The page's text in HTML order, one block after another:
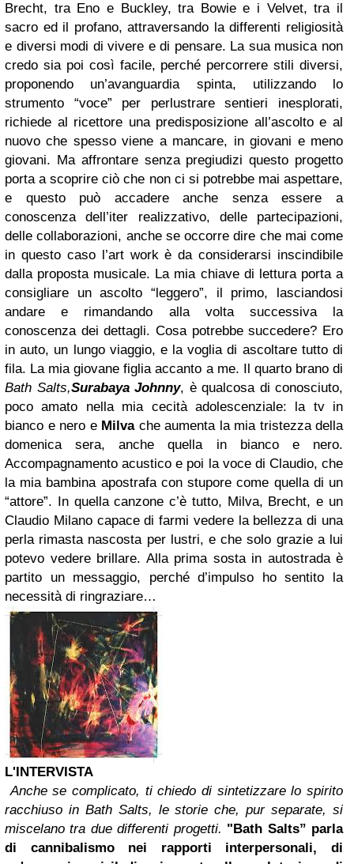
Brecht, tra Eno e Buckley, tra Bowie e i Velvet, tra il
sacro ed il profano, attraversando la differenti religiosità
e diversi modi di vivere e di pensare. La sua musica non
credo sia poi così facile, perché percorrere stili diversi,
proponendo un’avanguardia spinta, utilizzando lo
strumento “voce” per perlustrare sentieri inesplorati,
richiede al ricettore una predisposizione all’ascolto e al
nuovo che spesso viene a mancare, in giovani e meno
giovani. Ma affrontare senza pregiudizi questo progetto
porta a scoprire ciò che non ci si potrebbe mai aspettare,
e questo può accadere anche senza essere a
conoscenza dell’iter realizzativo, delle partecipazioni,
delle collaborazioni, anche se occorre dire che mai come
in questo caso l’art work è da considerarsi inscindibile
dalla proposta musicale. La mia chiave di lettura porta a
consigliare un ascolto “leggero”, il primo, lasciandosi
andare e rimandando alla volta successiva la
conoscenza dei dettagli. Cosa potrebbe succedere? Ero
in auto, un lungo viaggio, e la voglia di ascoltare tutto di
fila. La mia giovane figlia accanto a me. Il quarto brano di
Bath Salts,Surabaya Johnny, è qualcosa di conosciuto,
poco amato nella mia cecità adolescenziale: la tv in
bianco e nero e Milvache aumenta la mia tristezza della
domenica sera, anche quella in bianco e nero.
Accompagnamento acustico e poi la voce di Claudio, che
la mia bambina apostrafa con stupore come quella di un
“attore”. In quella canzone c’è tutto, Milva, Brecht, e un
Claudio Milano capace di farmi vedere la bellezza di una
perla rimasta nascosta per lustri, e che solo grazie a lui
potevo vedere brillare. Alla prima sosta in autostrada è
partito un messaggio, perché d’impulso ho sentito la
necessità di ringraziare…
L'INTERVISTA
Anche se complicato, ti chiedo di sintetizzare lo spirito
racchiuso in Bath Salts, le storie che, pur separate, si
miscelano tra due differenti progetti. "Bath Salts” parla
di cannibalismo nei rapporti interpersonali, di